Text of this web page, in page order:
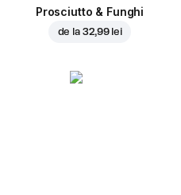
Prosciutto & Funghi
de la 32,99 lei